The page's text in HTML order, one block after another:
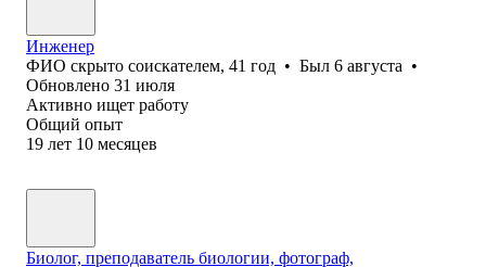
Инженер
ФИО скрыто соискателем, 41 год • Был 6 августа •
Обновлено 31 июля
Активно ищет работу
Общий опыт
19 лет 10 месяцев
Биолог, преподаватель биологии, фотограф,